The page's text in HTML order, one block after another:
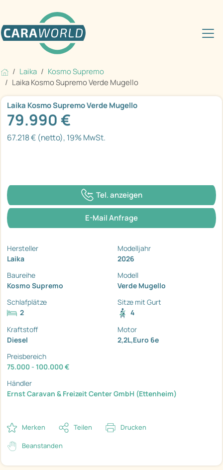
Laika
Kosmo Supremo
Laika Kosmo Supremo Verde Mugello
Laika Kosmo Supremo Verde Mugello
79.990 €
67.218 € (netto), 19% MwSt.
Tel. anzeigen
E-Mail Anfrage
Hersteller
Laika
Modelljahr
2026
Baureihe
Kosmo Supremo
Modell
Verde Mugello
Schlafplätze
2
Sitze mit Gurt
4
Kraftstoff
Diesel
Motor
2,2L,Euro 6e
Preisbereich
75.000 - 100.000 €
Händler
Ernst Caravan & Freizeit Center GmbH (Ettenheim)
Merken Teilen Drucken
Beanstanden